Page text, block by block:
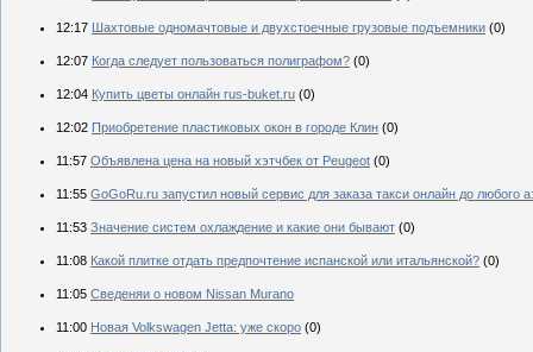
12:17 Шахтовые одномачтовые и двухстоечные грузовые подъемники (0)
12:07 Когда следует пользоваться полиграфом? (0)
12:04 Купить цветы онлайн rus-buket.ru (0)
12:02 Приобретение пластиковых окон в городе Клин (0)
11:57 Объявлена цена на новый хэтчбек от Peugeot (0)
11:55 GoGoRu.ru запустил новый сервис для заказа такси онлайн до любого
11:53 Значение систем охлаждение и какие они бывают (0)
11:08 Какой плитке отдать предпочтение испанской или итальянской? (0)
11:05 Сведеняи о новом Nissan Murano
11:00 Новая Volkswagen Jetta: уже скоро (0)